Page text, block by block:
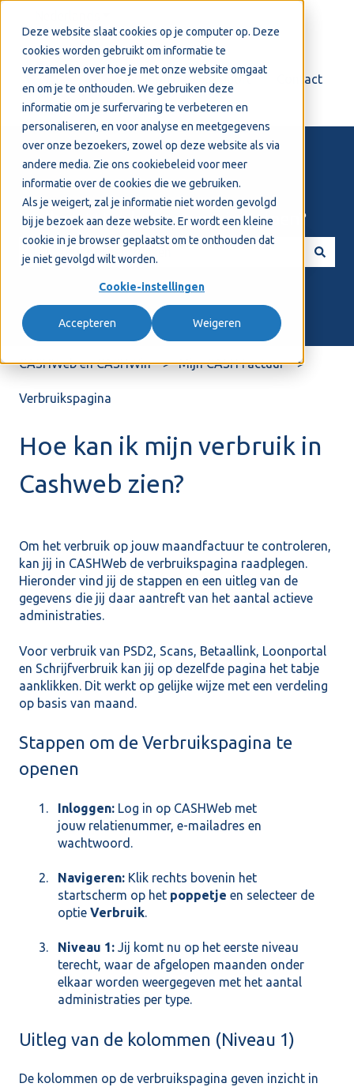
Deze website slaat cookies op je computer op. Deze
cookies worden gebruikt om informatie te
verzamelen over hoe je met onze website omgaat
en om je te onthouden. We gebruiken deze
informatie om je surfervaring te verbeteren en
personaliseren, en voor analyse en meetgegevens
over onze bezoekers, zowel op deze website als via
andere media. Zie ons cookiebeleid voor meer
informatie over de cookies die we gebruiken.
Als je weigert, zal je informatie niet worden gevolgd
bij je bezoek aan deze website. Er wordt een kleine
cookie in je browser geplaatst om te onthouden dat
je niet gevolgd wilt worden.
Cookie-instellingen
Accepteren Weigeren
Support Contact
Welkom! Hoe kunnen we je helpen?
CASHWeb en CASHWin Mijn CASH Factuur
Verbruikspagina
Hoe kan ik mijn verbruik in
Cashweb zien?
Om het verbruik op jouw maandfactuur te controleren,
kan jij in CASHWeb de verbruikspagina raadplegen.
Hieronder vind jij de stappen en een uitleg van de
gegevens die jij daar aantreft van het aantal actieve
administraties.
Voor verbruik van PSD2, Scans, Betaallink, Loonportal
en Schrijfverbruik kan jij op dezelfde pagina het tabje
aanklikken. Dit werkt op gelijke wijze met een verdeling
op basis van maand.
Stappen om de Verbruikspagina te
openen
Inloggen: Log in op CASHWeb met
jouw relatienummer, e-mailadres en
wachtwoord.
Navigeren: Klik rechts bovenin het
startscherm op het poppetje en selecteer de
optie Verbruik.
Niveau 1: Jij komt nu op het eerste niveau
terecht, waar de afgelopen maanden onder
elkaar worden weergegeven met het aantal
administraties per type.
Uitleg van de kolommen (Niveau 1)
De kolommen op de verbruikspagina geven inzicht in